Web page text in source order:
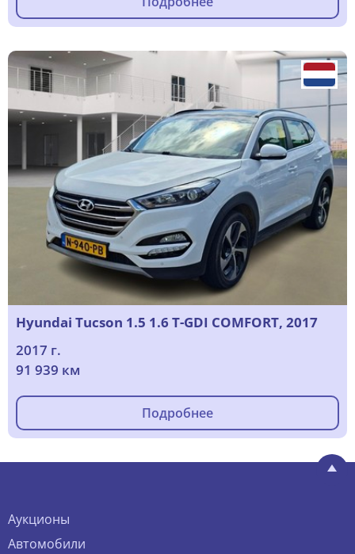
Hyundai Tucson 1.5 1.6 T-GDI COMFORT, 2017
2017 г.
91 939 км
Подробнее
Аукционы
Автомобили